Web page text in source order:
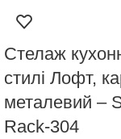
Стелаж
стилі Лофт,
металевий –
Rack-304